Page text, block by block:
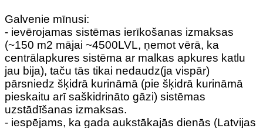
Galvenie mīnusi:
- ievērojamas sistēmas ierīkošanas izmaksas
(~150 m2 mājai ~4500LVL, ņemot vērā, ka
centrālapkures sistēma ar malkas apkures katlu
jau bija), taču tās tikai nedaudz(ja vispār)
pārsniedz šķidrā kurināmā (pie šķidrā kurināmā
pieskaitu arī saškidrināto gāzi) sistēmas
uzstādīšanas izmaksas.
- iespējams, ka gada aukstākajās dienās (Latvijas